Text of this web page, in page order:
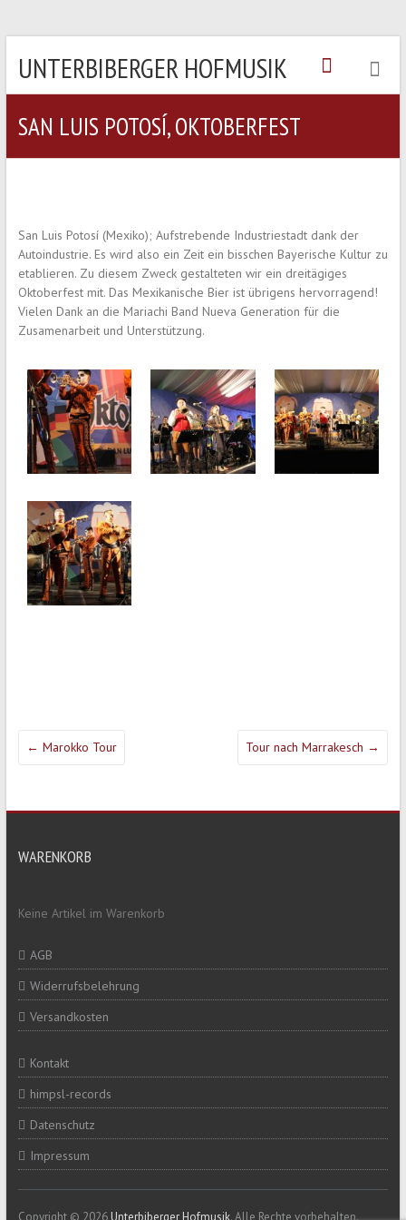
UNTERBIBERGER HOFMUSIK
SAN LUIS POTOSÍ, OKTOBERFEST
San Luis Potosí (Mexiko); Aufstrebende Industriestadt dank der
Autoindustrie. Es wird also ein Zeit ein bisschen Bayerische Kultur zu
etablieren. Zu diesem Zweck gestalteten wir ein dreitägiges
Oktoberfest mit. Das Mexikanische Bier ist übrigens hervorragend!
Vielen Dank an die Mariachi Band Nueva Generation für die
Zusamenarbeit und Unterstützung.
← Marokko Tour Tour nach Marrakesch →
WARENKORB
Keine Artikel im Warenkorb
AGB
Widerrufsbelehrung
Versandkosten
Kontakt
himpsl-records
Datenschutz
Impressum